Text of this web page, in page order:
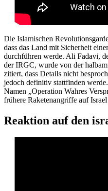
Die Islamischen
dass das Land mit Sicherheit
durchführen werde. Ali Fadavi,
der IRGC, wurde von der
zitiert, dass Details nicht
jedoch definitiv stattfinden
Namen „Operation Wahres
frühere Raketenangriffe auf
Reaktion auf den